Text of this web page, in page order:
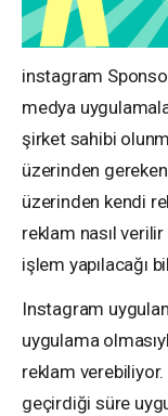
instagram
medya
şirket sahibi
üzerinden
üzerinden kendi
reklam nasıl
işlem yapılacağı
Instagram
uygulama
reklam verebiliyor.
geçirdiği süre